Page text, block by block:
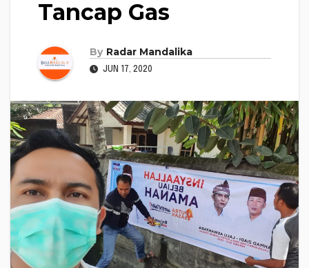
Tancap Gas
By Radar Mandalika
JUN 17, 2020